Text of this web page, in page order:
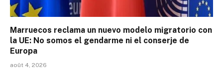
Marruecos reclama un nuevo modelo migratorio con
la UE: No somos el gendarme ni el conserje de
Europa
août 4, 2026